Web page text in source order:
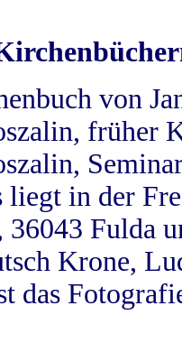
von
früher
liegt in der
36043 Fulda
Krone,
das